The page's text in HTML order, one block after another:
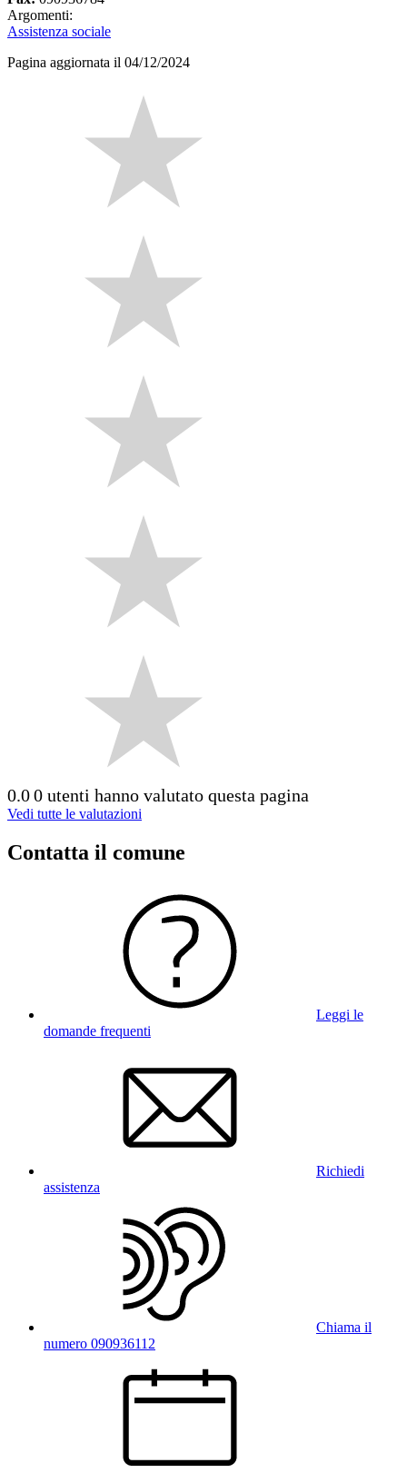
Argomenti:
Assistenza sociale
Pagina aggiornata il 04/12/2024
0.00 utenti hanno valutato questa pagina
Vedi tutte le valutazioni
Contatta il comune
Leggi le
domande frequenti
Richiedi
assistenza
Chiama il
numero 090936112